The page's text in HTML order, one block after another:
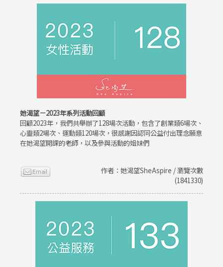
她渴望－2023年系列活動回顧
回顧2023年，我們共舉辦了128場次活動，包含了創業類6場次、
心靈類2場次、運動類120場次，很感謝因認同公益付出理念願意
在她渴望開課的老師，以及參與活動的姐妹們
作者：她渴望SheAspire / 瀏覽次數
(1841330)